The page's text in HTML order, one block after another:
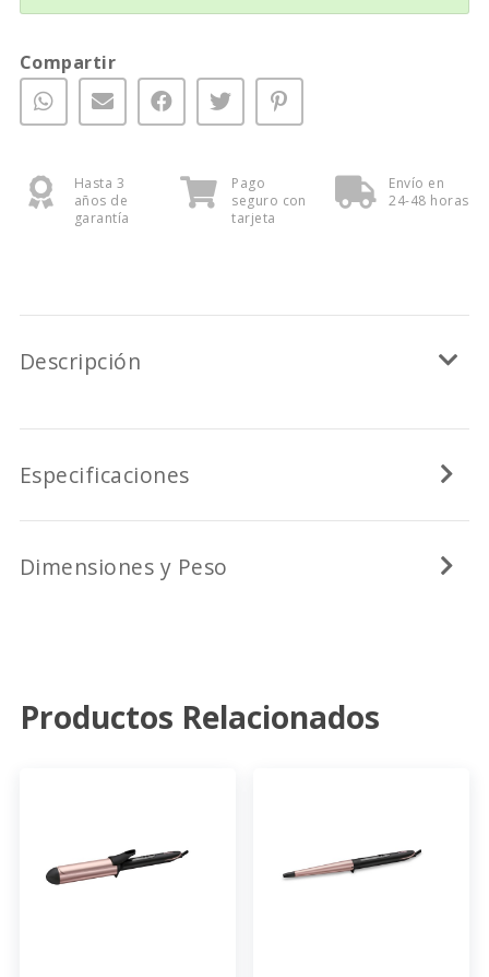
Compartir
Hasta 3
años de
garantía
Pago
seguro con
tarjeta
Envío en
24-48 horas
Descripción
Especificaciones
Dimensiones y Peso
Productos Relacionados